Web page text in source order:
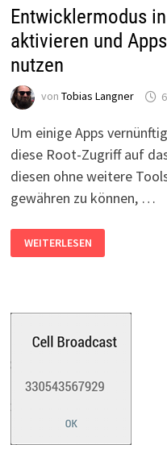
Entwicklermodus
aktivieren und
nutzen
von Tobias Langner
Um einige Apps
diese Root-Zugriff auf
diesen ohne weitere
gewähren zu können, …
ENTWICKLERMODUS
IN
CYANOGENMOD
ROOT-
NUTZEN
WEITERLESEN